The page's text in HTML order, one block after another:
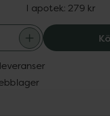
I apotek: 279 kr